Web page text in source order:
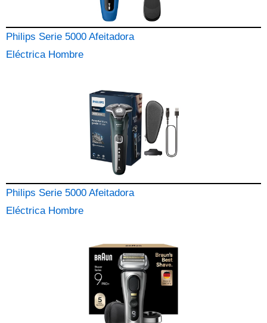
Philips Serie 5000 Afeitadora
Eléctrica Hombre
Philips Serie 5000 Afeitadora
Eléctrica Hombre